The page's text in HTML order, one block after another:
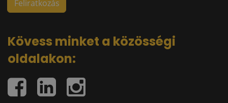
Kövess minket a közösségi
oldalakon: